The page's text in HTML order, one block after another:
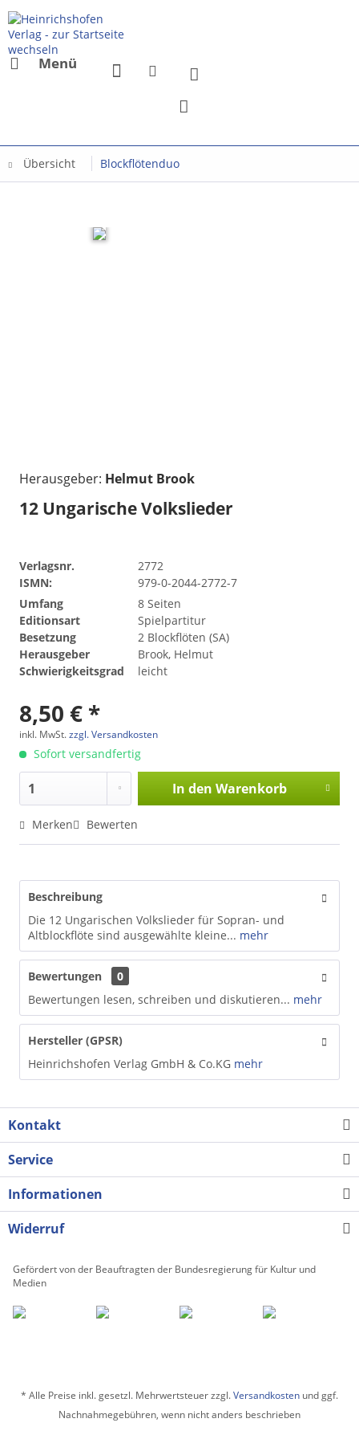
Menü
Übersicht Blockflötenduo
Herausgeber: Helmut Brook
12 Ungarische Volkslieder
Verlagsnr.
2772
ISMN:
979-0-2044-2772-7
Umfang
8 Seiten
Editionsart
Spielpartitur
Besetzung
2 Blockflöten (SA)
Herausgeber
Brook, Helmut
Schwierigkeitsgrad
leicht
8,50 € *
inkl. MwSt.zzgl. Versandkosten
Sofort versandfertig
In den Warenkorb
Merken Bewerten
Beschreibung
Die 12 Ungarischen Volkslieder für Sopran- und
Altblockflöte sind ausgewählte kleine... mehr
Bewertungen
0
Bewertungen lesen, schreiben und diskutieren... mehr
Hersteller (GPSR)
Heinrichshofen Verlag GmbH & Co.KG mehr
Kontakt
Service
Informationen
Widerruf
Gefördert von der Beauftragten der Bundesregierung für Kultur und
Medien
* Alle Preise inkl. gesetzl. Mehrwertsteuer zzgl.Versandkosten und ggf.
Nachnahmegebühren, wenn nicht anders beschrieben